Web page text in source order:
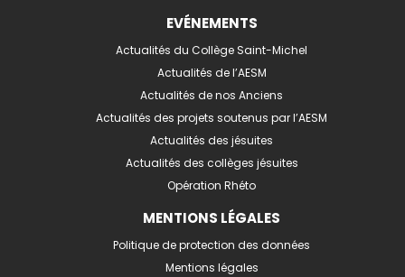
EVÉNEMENTS
Actualités du Collège Saint-Michel
Actualités de l’AESM
Actualités de nos Anciens
Actualités des projets soutenus par l’AESM
Actualités des jésuites
Actualités des collèges jésuites
Opération Rhéto
MENTIONS LÉGALES
Politique de protection des données
Mentions légales